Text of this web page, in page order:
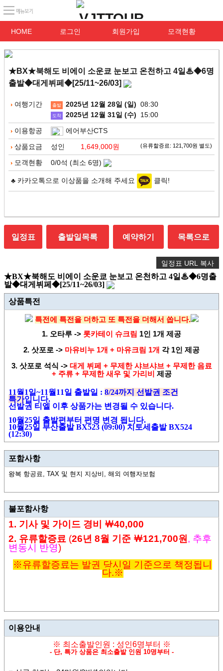
HOME 로그인 회원가입 모객현황
★BX★북해도 비에이 소운쿄 눈보고 온천하고 4일♨◆6명
출발◆대게뷔페◆[25/11~26/03]
여행기간 출발 2025년 12월 28일 (일) 08:30
도착 2025년 12월 31일 (수)
15:00
이용항공
에어부산CTS
상품요금
성인 1,649,000원 (유류할증료: 121,700원 별도)
모객현황 0/0석 (최소 6명)
♣ 카카오톡으로 이상품을 소개해 주세요 클릭!
일정표 출발일목록 예약하기 목록으로